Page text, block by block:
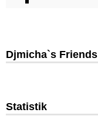
Djmicha`s Friends
Statistik